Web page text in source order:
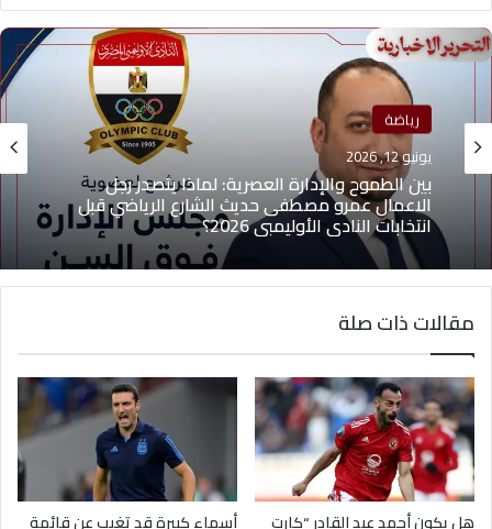
رياضة
يونيو 12, 2026
بين الطموح والإدارة العصرية: لماذا يتصدر رجل
الاعمال عمرو مصطفى حديث الشارع الرياضي قبل
انتخابات النادي الأوليمبي 2026؟
مقالات ذات صلة
هل يكون أحمد عبد القادر “كارت أسماء كبيرة قد تغيب عن قائمة